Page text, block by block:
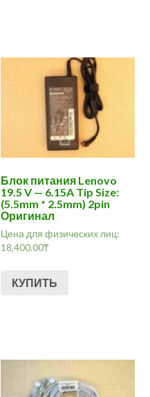
Блок питания Lenovo
19.5 V — 6.15A Tip Size:
(5.5mm * 2.5mm) 2pin
Оригинал
Цена для физических лиц:
18,400.00₸
КУПИТЬ